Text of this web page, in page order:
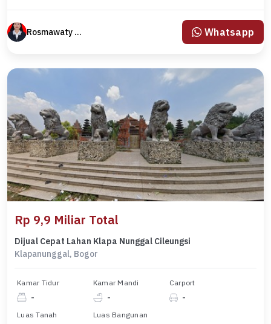
Rosmawaty Manik Whatsapp
Rp 9,9 Miliar Total
Dijual Cepat Lahan Klapa Nunggal Cileungsi
Klapanunggal, Bogor
Kamar Tidur
-
Kamar Mandi
-
Carport
-
Luas Tanah Luas Bangunan